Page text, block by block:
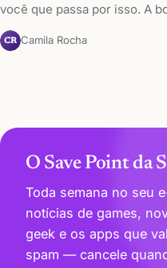
você que passa por isso. A
CR Camila Rocha
O Save Point da
Toda semana no seu
notícias de games,
geek e os apps que
spam — cancele